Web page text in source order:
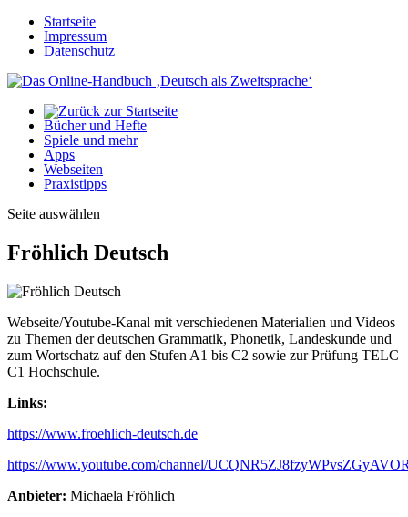
Startseite
Impressum
Datenschutz
Bücher und Hefte
Spiele und mehr
Apps
Webseiten
Praxistipps
Seite auswählen
Fröhlich Deutsch
Webseite/Youtube-Kanal mit verschiedenen Materialien und Videos
zu Themen der deutschen Grammatik, Phonetik, Landeskunde und
zum Wortschatz auf den Stufen A1 bis C2 sowie zur Prüfung TELC
C1 Hochschule.
Links:
https://www.froehlich-deutsch.de
https://www.youtube.com/channel/
Anbieter: Michaela Fröhlich